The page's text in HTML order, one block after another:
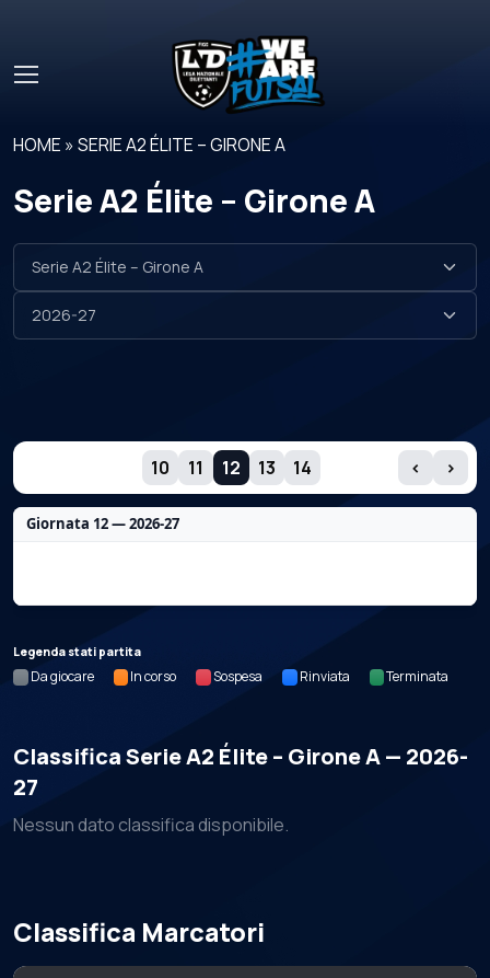
HOME »SERIE A2 ÉLITE – GIRONE A
Serie A2 Élite – Girone A
10 11 12 13 14 ‹ ›
Giornata 12 — 2026-27
Legenda stati partita
Da giocare In corso Sospesa Rinviata Terminata
Classifica Serie A2 Élite – Girone A — 2026-
27
Nessun dato classifica disponibile.
Classifica Marcatori